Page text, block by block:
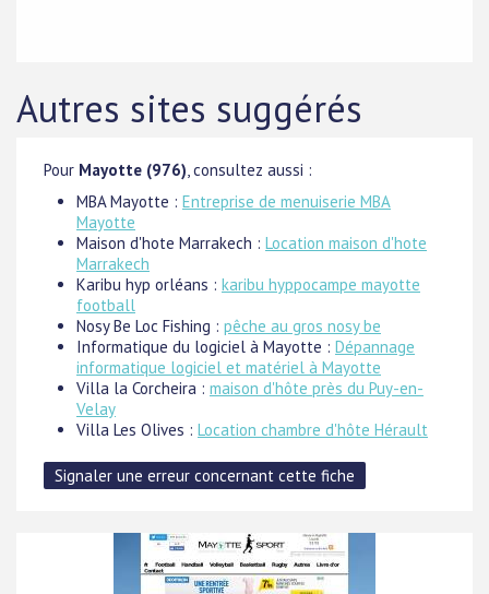
Autres sites suggérés
Pour Mayotte (976), consultez aussi :
MBA Mayotte : Entreprise de menuiserie MBA
Mayotte
Maison d'hote Marrakech : Location maison d'hote
Marrakech
Karibu hyp orléans : karibu hyppocampe mayotte
football
Nosy Be Loc Fishing : pêche au gros nosy be
Informatique du logiciel à Mayotte : Dépannage
informatique logiciel et matériel à Mayotte
Villa la Corcheira : maison d'hôte près du Puy-en-
Velay
Villa Les Olives : Location chambre d'hôte Hérault